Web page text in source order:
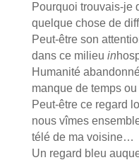
Pourquoi trouvais-je
quelque chose de
Peut-être son
dans ce milieu in
Humanité
manque de temps
Peut-être ce regard
nous vîmes
télé de ma voisine…
Un regard bleu